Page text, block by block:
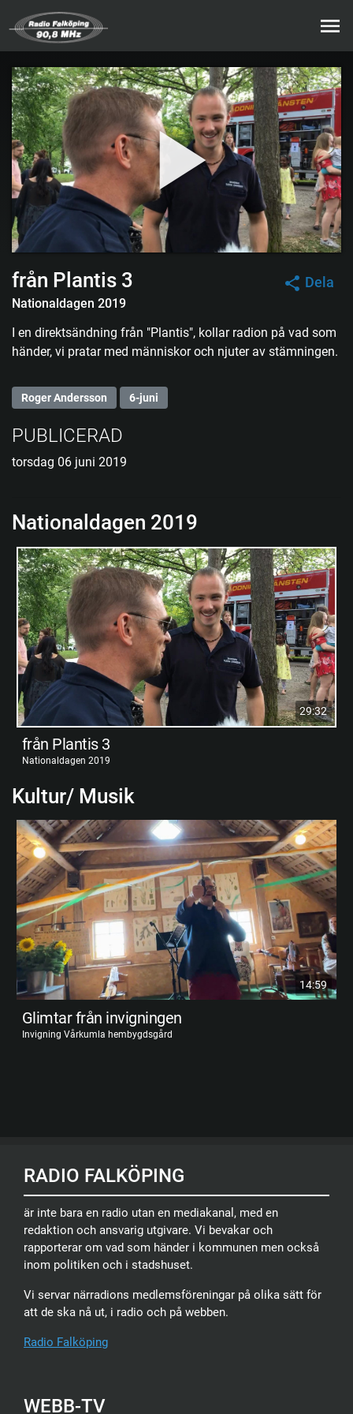
Dela
från Plantis 3
Nationaldagen 2019
I en direktsändning från "Plantis", kollar radion på vad som
händer, vi pratar med människor och njuter av stämningen.
Roger Andersson 6-juni
PUBLICERAD
torsdag 06 juni 2019
Nationaldagen 2019
29:32
från Plantis 3
Nationaldagen 2019
Kultur/ Musik
14:59
Glimtar från invigningen
Invigning Vårkumla hembygdsgård
RADIO FALKÖPING
är inte bara en radio utan en mediakanal, med en
redaktion och ansvarig utgivare. Vi bevakar och
rapporterar om vad som händer i kommunen men också
inom politiken och i stadshuset.
Vi servar närradions medlemsföreningar på olika sätt för
att de ska nå ut, i radio och på webben.
Radio Falköping
WEBB-TV